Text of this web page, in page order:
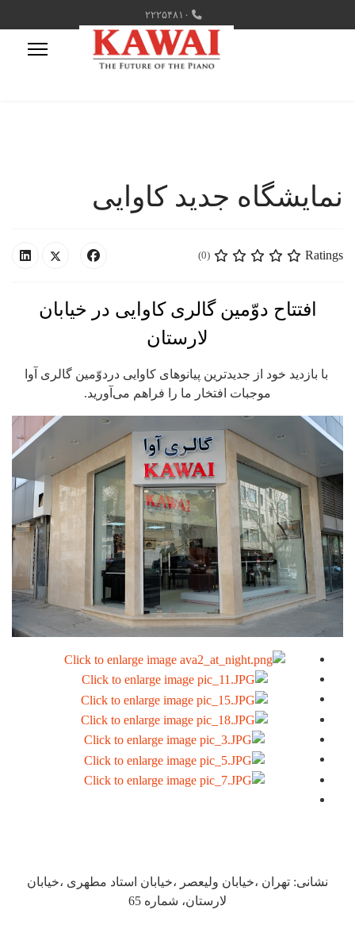
۲۲۲۵۴۸۱۰
نمایشگاه جدید کاوایی
Ratings
(0)
افتتاح دوّمین گالری کاوایی در خیابان
لارستان
با بازدید خود از جدیدترین پیانوهای کاوایی دردوّمین گالری آوا
موجبات افتخار ما را فراهم می‌آورید.
نشانی: تهران ،خیابان ولیعصر ،خیابان استاد مطهری ،خیابان
لارستان، شماره 65